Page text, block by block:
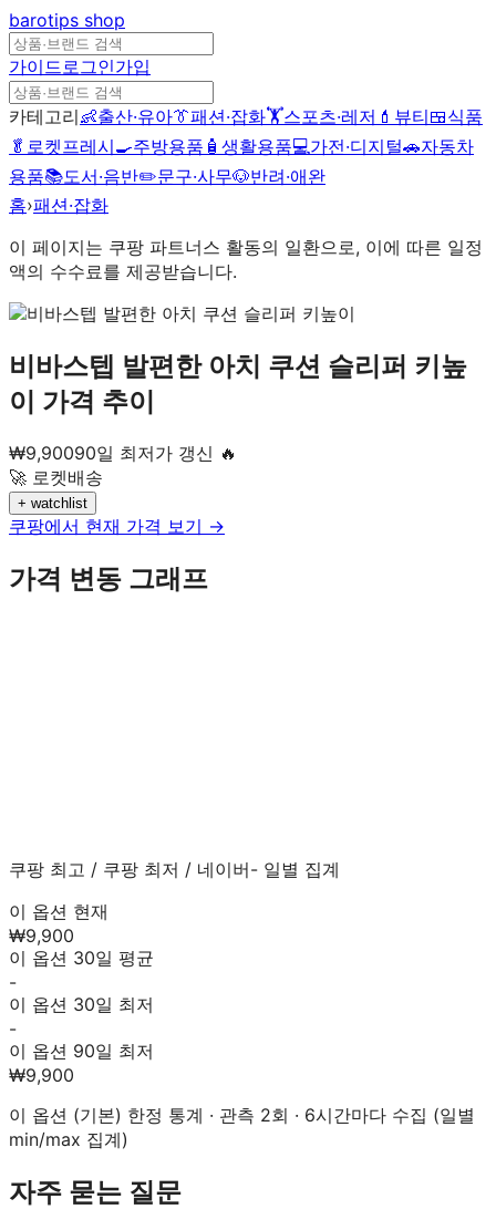
barotips shop
가이드로그인가입
카테고리👶출산·유아👔패션·잡화🏋️스포츠·레저 💄 뷰티🍱식품
🥬 로켓프레시🍳주방용품 🧴 생활용품💻가전·디지털🚗자동차
용품📚도서·음반✏️문구·사무🐶반려·애완
홈›패션·잡화
이 페이지는 쿠팡 파트너스 활동의 일환으로, 이에 따른 일정
액의 수수료를 제공받습니다.
비바스텝 발편한 아치 쿠션 슬리퍼 키높
이 가격 추이
₩9,90090일 최저가 갱신 🔥
🚀 로켓배송
+ watchlist
쿠팡에서 현재 가격 보기 →
가격 변동 그래프
쿠팡 최고 / 쿠팡 최저 / 네이버- 일별 집계
이 옵션 현재
₩9,900
이 옵션 30일 평균
-
이 옵션 30일 최저
-
이 옵션 90일 최저
₩9,900
이 옵션 (기본) 한정 통계 · 관측 2회 · 6시간마다 수집 (일별
min/max 집계)
자주 묻는 질문